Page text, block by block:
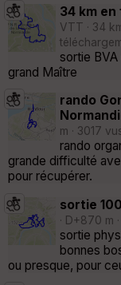
34 km
VTT · 34
sortie
grand Maître
rando
m · 3017
rando
grande difficulté
pour récupérer.
sortie
· D+870 m
sortie
bonnes
ou presque, pour